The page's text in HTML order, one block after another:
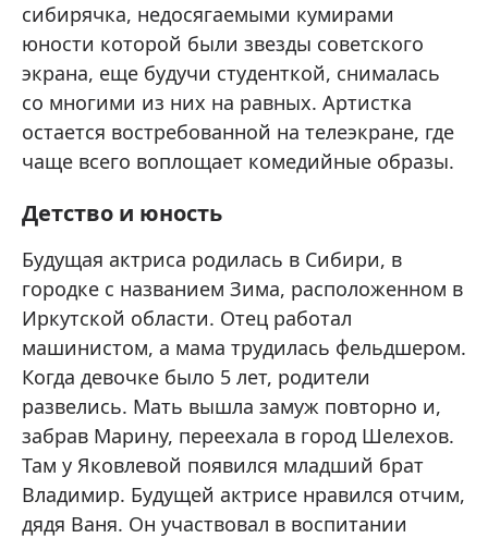
сибирячка, недосягаемыми кумирами
юности которой были звезды советского
экрана, еще будучи студенткой, снималась
со многими из них на равных. Артистка
остается востребованной на телеэкране, где
чаще всего воплощает комедийные образы.
Детство и юность
Будущая актриса родилась в Сибири, в
городке с названием Зима, расположенном в
Иркутской области. Отец работал
машинистом, а мама трудилась фельдшером.
Когда девочке было 5 лет, родители
развелись. Мать вышла замуж повторно и,
забрав Марину, переехала в город Шелехов.
Там у Яковлевой появился младший брат
Владимир. Будущей актрисе нравился отчим,
дядя Ваня. Он участвовал в воспитании